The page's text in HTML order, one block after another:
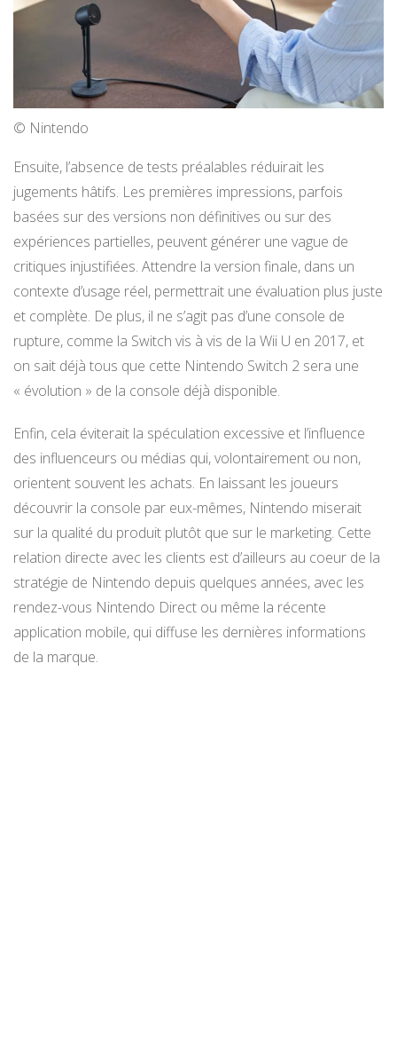
© Nintendo
Ensuite, l’absence de tests préalables réduirait les
jugements hâtifs. Les premières impressions, parfois
basées sur des versions non définitives ou sur des
expériences partielles, peuvent générer une vague de
critiques injustifiées. Attendre la version finale, dans un
contexte d’usage réel, permettrait une évaluation plus juste
et complète. De plus, il ne s’agit pas d’une console de
rupture, comme la Switch vis à vis de la Wii U en 2017, et
on sait déjà tous que cette Nintendo Switch 2 sera une
« évolution » de la console déjà disponible.
Enfin, cela éviterait la spéculation excessive et l’influence
des influenceurs ou médias qui, volontairement ou non,
orientent souvent les achats. En laissant les joueurs
découvrir la console par eux-mêmes, Nintendo miserait
sur la qualité du produit plutôt que sur le marketing. Cette
relation directe avec les clients est d’ailleurs au coeur de la
stratégie de Nintendo depuis quelques années, avec les
rendez-vous Nintendo Direct ou même la récente
application mobile, qui diffuse les dernières informations
de la marque.